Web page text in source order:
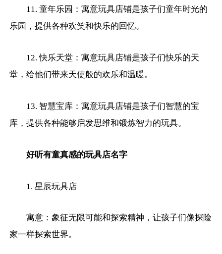
11. 童年乐园：寓意玩具店铺是孩子们童年时光的
乐园，提供各种欢笑和快乐的回忆。
12. 快乐天堂：寓意玩具店铺是孩子们快乐的天
堂，给他们带来天使般的欢乐和温暖。
13. 智慧宝库：寓意玩具店铺是孩子们智慧的宝
库，提供各种能够启发思维和锻炼智力的玩具。
好听有童真感的玩具店名字
1. 星辰玩具店
寓意：象征无限可能和探索精神，让孩子们像探险
家一样探索世界。